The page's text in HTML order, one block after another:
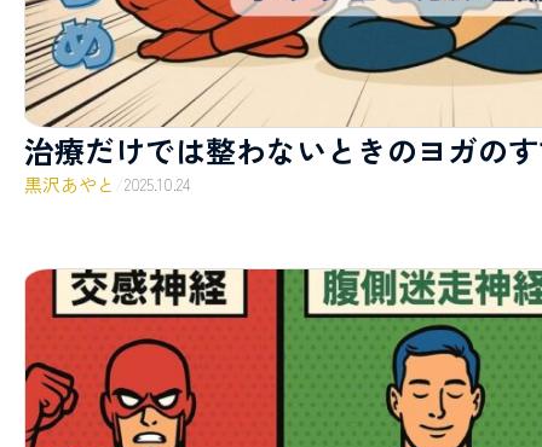
治療だけでは整わないときのヨガの
黒沢あやと 2025.10.24